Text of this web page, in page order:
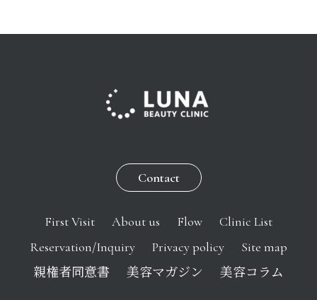
Contact
First Visit About us Flow
Clinic List
Reservation/Inquiry
Privacy policy
Site map
親権者同意書
美容マガジン 美容コラム